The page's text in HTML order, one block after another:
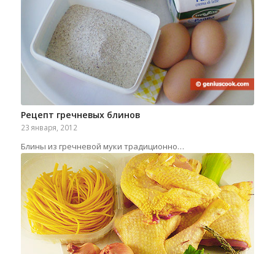
Рецепт гречневых блинов
23 января, 2012
Блины из гречневой муки традиционно…